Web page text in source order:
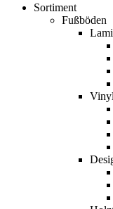
Sortiment
Fußböden